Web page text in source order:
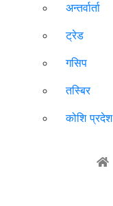
अन्तर्वार्ता
ट्रेड
गसिप
तस्बिर
कोशि